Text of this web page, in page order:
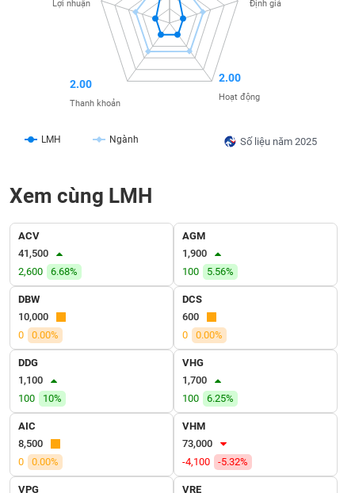
Số liệu năm 2025
LMH Ngành
Định giá
2.00
Hoạt động
2.00
Thanh khoản
Lợi nhuận
Xem cùng LMH
ACV
41,500
2,600
6.68%
AGM
1,900
100
5.56%
DBW
10,000
0
0.00%
DCS
600
0
0.00%
DDG
1,100
100
10%
VHG
1,700
100
6.25%
AIC
8,500
0
0.00%
VHM
73,000
-4,100
-5.32%
VPG
VRE
CHÍNH
NGHỆ
THÔNG
DỊCH
VỤ
TRUYỀN
THÔNG
TIỆN